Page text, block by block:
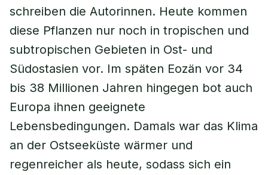
schreiben die Autorinnen. Heute kommen
diese Pflanzen nur noch in tropischen und
subtropischen Gebieten in Ost- und
Südostasien vor. Im späten Eozän vor 34
bis 38 Millionen Jahren hingegen bot auch
Europa ihnen geeignete
Lebensbedingungen. Damals war das Klima
an der Ostseeküste wärmer und
regenreicher als heute, sodass sich ein